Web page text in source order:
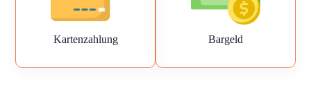
Kartenzahlung Bargeld